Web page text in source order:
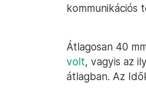
kommunikációs
Átlagosan 40
volt, vagyis az
átlagban. Az